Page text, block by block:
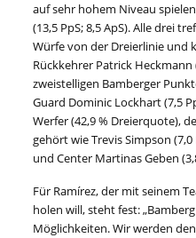
auf sehr hohem Niveau
(13,5 PpS; 8,5 ApS). Alle drei
Würfe von der Dreierlinie
Rückkehrer Patrick
zweistelligen Bamberger
Guard Dominic Lockhart (7,5
Werfer (42,9 % Dreierquote),
gehört wie Trevis Simpson (7,0
und Center Martinas Geben
Für Ramírez, der mit seinem
holen will, steht fest:
Möglichkeiten. Wir werden